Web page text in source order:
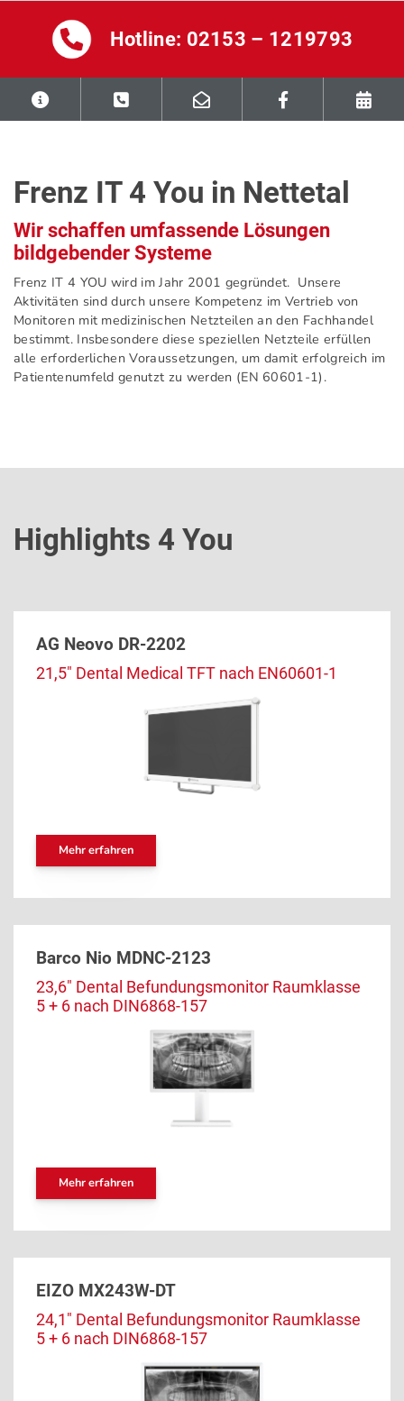
Hotline: 02153 – 1219793
Frenz IT 4 You in Nettetal
Wir schaffen umfassende Lösungen
bildgebender Systeme
Frenz IT 4 YOU wird im Jahr 2001 gegründet. Unsere
Aktivitäten sind durch unsere Kompetenz im Vertrieb von
Monitoren mit medizinischen Netzteilen an den Fachhandel
bestimmt. Insbesondere diese speziellen Netzteile erfüllen
alle erforderlichen Voraussetzungen, um damit erfolgreich im
Patientenumfeld genutzt zu werden (EN 60601-1).
Highlights 4 You
AG Neovo DR-2202
21,5" Dental Medical TFT nach EN60601-1
Mehr erfahren
Barco Nio MDNC-2123
23,6" Dental Befundungsmonitor Raumklasse
5 + 6 nach DIN6868-157
Mehr erfahren
EIZO MX243W-DT
24,1″ Dental Befundungsmonitor Raumklasse
5 + 6 nach DIN6868-157